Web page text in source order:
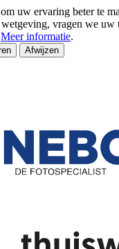
uw ervaring beter te
vragen we uw
Meer informatie.
Afwijzen